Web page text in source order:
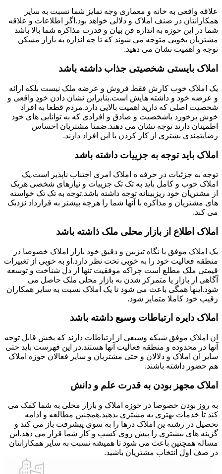
علاقه واقعی به خانه و معماری وجه تمایز شما نسبت به سایر
همکارانتان در صنف املاک و دلالی خواهد بود.اگر اطلاعات و علاقه
شما در این حوزه به اندازه فن بیان و قدرت مذاکره شما بالا باشد
مشتریان بخوبی متوجه می شوند که تا چه اندازه به بازار مسکن
توجه و اهمیت نشان می دهید.
املاک بایستی شخصیتی جذاب داشته باشد
یک املاک خوب کارش فقط فروش و عرضه ملک نیست بلکه ارائه
و عرضه خود و داشته هایش است.بنابراین نشان دادن خودِ واقعی و
شخصیت اصلی که دارید اهمیت بالایی دارد.مردم قطعا به افراد
خوش برخورد باشخصیت و صادق و افرادی که به توانایی های خود
اطمینان دارند توجه نشان می دهند.ضمنا مشتریان احساس
رضایتمندی بشتری از کار کردن با این افراد دارند.
املاک باید توجه به جزییات داشته باشد
توجه به جزئیات در حرفه ه املاک امری اجتناب ناپذیر است.یک
املاک خوب و کامل باید به تک تک جزییات و نیازهای شخصی هریک
از مشتریان خود ریزبینانه توجه داشته باشد.توجه به تک تک خواسته
های مشتریان و مذاکره با آنها شما را هرچه بیشتر به قرارداد نزدیک
می کند.
املاک اطلاع از بازار محلی ملک ذاشته باشد
یک املاک موفق با نگاه تیزبین و دقیق خود بازار املاک خصوصا در
منطقه فعالیت خود را به خوبی تحت نظر دارد.او به خوبی از تغییرات
قیمتی ملک مطلع است چراکه موفقیت تنها از دل شناخت و توسعه
آگاهی از بازار یا متمرکز شدن به بازار محلی ملک حاصل می
شود.اینها همگی باعث می شود تا یک املاک نسبت به سایر همکاران
رقیب خود کاملا متمایز شود.
املاک دایره ارتباطات وسیع داشته باشد
ان املاک موفق شبکه وسیعی از ارتباطات دارند که بخش قابل توجه
آنها در محدوده و منطقه فعالیت آنها هستند.در این فهرست باید حتی
سایر ان املاک و دلالان و حتی مشتریان و سایر فعالان حوزه املاک
هم حضور داشته باشند.
املاک مجهز بودن به قدرت علم و دانش
به روز بودن خصوصا در حوزه املاک و بازار محلی به شما کمک می
کند تا خدمات بهتری به مشتری بدهید.همچنین مطالعه و ادامه
تحصیل در رشته ین املاک درها را به سوی پیشرفت باز می کند و
گزینه های بیشتری را پیش روی کسب و کار شما قرار می دهد.این
مساله همچنین باعث می شود تا همیشه نسبت به سایر همکارانتان
در صف اول انتخاب مشتریان باشید.